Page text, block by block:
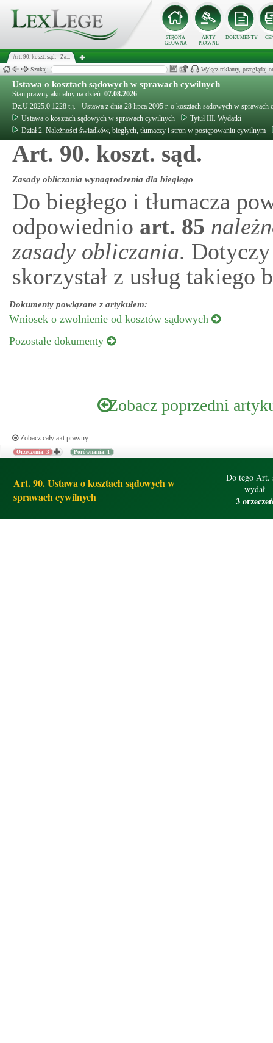
STRONA
GŁÓWNA
AKTY
PRAWNE
DOKUMENTY
Art. 90. koszt. sąd. - Za...
Szukaj: Wyłącz reklamy, przeglądaj
Ustawa o kosztach sądowych w sprawach cywilnych
Stan prawny aktualny na dzień: 07.08.2026
Dz.U.2025.0.1228 t.j. - Ustawa z dnia 28 lipca 2005 r. o kosztach sądowych w sprawach
Ustawa o kosztach sądowych w sprawach cywilnych
Tytuł III. Wydatki
Dział 2. Należności świadków, biegłych, tłumaczy i stron w postępowaniu cywilnym
Art. 90. koszt. sąd.
Zasady obliczania wynagrodzenia dla biegłego
Do biegłego i tłumacza
odpowiednio art. 85
zasady obliczania.
skorzystał z usług takiego
Dokumenty powiązane z artykułem:
Wniosek o zwolnienie od kosztów sądowych
Pozostałe dokumenty
Zobacz poprzedni
Zobacz cały akt prawny
Orzeczenia: 3 Porównania: 1
Art. 90. Ustawa o kosztach sądowych w
sprawach cywilnych
Do tego Art.
wydał
3 orzeczeń